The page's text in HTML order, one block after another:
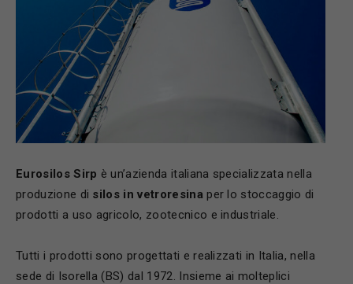
Eurosilos Sirp è un’azienda italiana specializzata nella
produzione di silos in vetroresina per lo stoccaggio di
prodotti a uso agricolo, zootecnico e industriale.
Tutti i prodotti sono progettati e realizzati in Italia, nella
sede di Isorella (BS) dal 1972. Insieme ai molteplici